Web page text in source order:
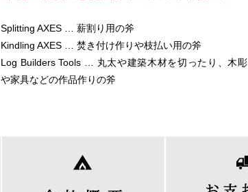
Splitting AXES … 薪割り用の斧
Kindling AXES … 焚き付け作りや枝払い用の斧
Log Builders Tools … 丸太や建築木材を切ったり、木彫
や家具などの作品作りの斧